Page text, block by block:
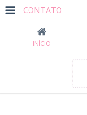
CONTATO
INÍCIO